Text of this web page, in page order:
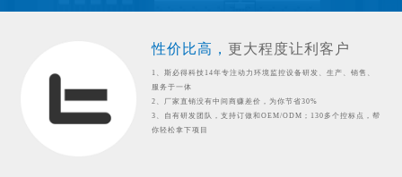
性价比高， 更大程度让利客户
1、斯必得科技14年专注动力环境监控设备研发、生产、销售、
服务于一体
2、厂家直销没有中间商赚差价，为你节省30%
3、自有研发团队，支持订做和OEM/ODM；130多个控标点，帮
你轻松拿下项目